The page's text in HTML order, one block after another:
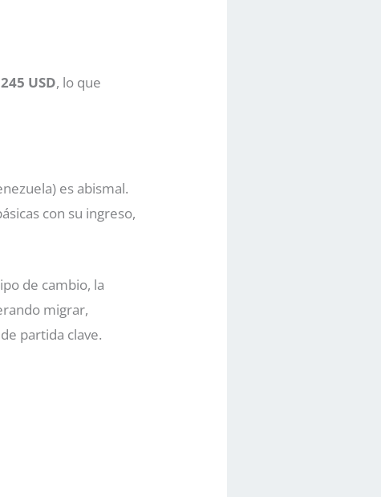
USD, lo que
es abismal.
con su ingreso,
de cambio, la
migrar,
partida clave.